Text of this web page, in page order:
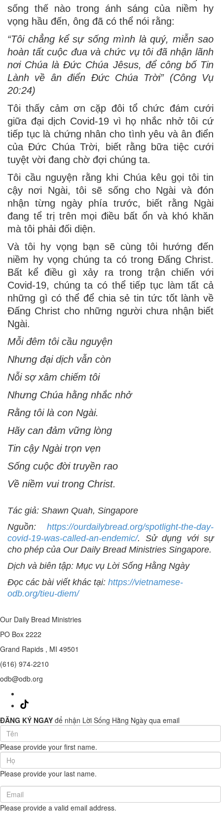
sống thế nào trong ánh sáng của niềm hy
vọng hầu đến, ông đã có thể nói rằng:
“Tôi chẳng kể sự sống mình là quý, miễn sao
hoàn tất cuộc đua và chức vụ tôi đã nhận lãnh
nơi Chúa là Đức Chúa Jêsus, để công bố Tin
Lành về ân điển Đức Chúa Trời” (Công Vụ
20:24)
Tôi thấy cảm ơn cặp đôi tổ chức đám cưới
giữa đại dịch Covid-19 vì họ nhắc nhở tôi cứ
tiếp tục là chứng nhân cho tình yêu và ân điển
của Đức Chúa Trời, biết rằng bữa tiệc cưới
tuyệt vời đang chờ đợi chúng ta.
Tôi cầu nguyện rằng khi Chúa kêu gọi tôi tin
cậy nơi Ngài, tôi sẽ sống cho Ngài và đón
nhận từng ngày phía trước, biết rằng Ngài
đang tể trị trên mọi điều bất ổn và khó khăn
mà tôi phải đối diện.
Và tôi hy vọng bạn sẽ cùng tôi hướng đến
niềm hy vọng chúng ta có trong Đấng Christ.
Bất kể điều gì xảy ra trong trận chiến với
Covid-19, chúng ta có thể tiếp tục làm tất cả
những gì có thể để chia sẻ tin tức tốt lành về
Đấng Christ cho những người chưa nhận biết
Ngài.
Mỗi đêm tôi cầu nguyện
Nhưng đại dịch vẫn còn
Nỗi sợ xâm chiếm tôi
Nhưng Chúa hằng nhắc nhở
Rằng tôi là con Ngài.
Hãy can đảm vững lòng
Tin cậy Ngài trọn vẹn
Sống cuộc đời truyền rao
Về niềm vui trong Christ.
Tác giả: Shawn Quah, Singapore
Nguồn: https://ourdailybread.org/spotlight-the-day-
covid-19-was-called-an-endemic/. Sử dụng với sự
cho phép của Our Daily Bread Ministries Singapore.
Dịch và biên tập: Mục vụ Lời Sống Hằng Ngày
Đọc các bài viết khác tại: https://vietnamese-
odb.org/tieu-diem/
Our Daily Bread Ministries
PO Box 2222
Grand Rapids , MI 49501
(616) 974-2210
odb@odb.org
ĐĂNG KÝ NGAY để nhận Lời Sống Hằng Ngày qua email
First
Name
(required)
Please provide your first name.
Last
Name
(required)
Please provide your last name.
Email
(required)
Please provide a valid email address.